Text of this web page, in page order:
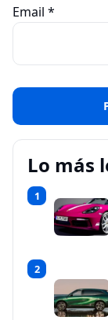
Email *
Lo más
1
2